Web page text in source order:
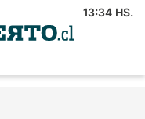
13:34 HS.